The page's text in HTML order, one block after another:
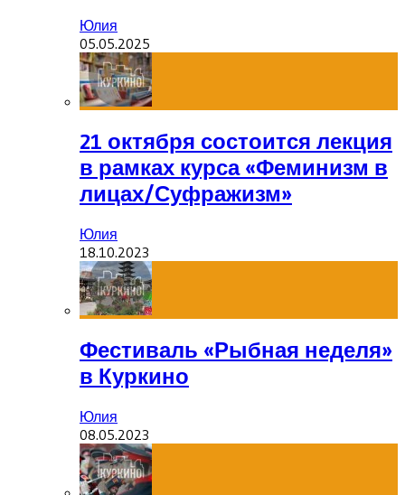
Юлия
05.05.2025
21 октября состоится лекция
в рамках курса «Феминизм в
лицах/Суфражизм»
Юлия
18.10.2023
Фестиваль «Рыбная неделя»
в Куркино
Юлия
08.05.2023